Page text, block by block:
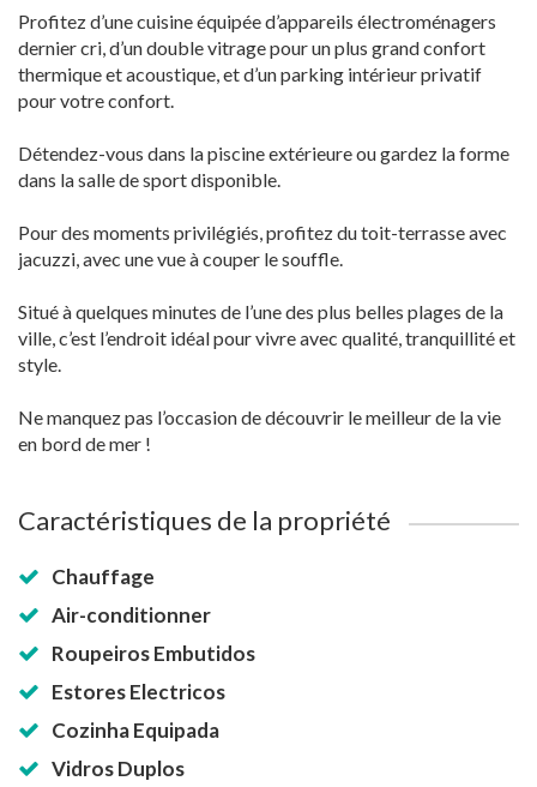
Profitez d’une cuisine équipée d’appareils électroménagers
dernier cri, d’un double vitrage pour un plus grand confort
thermique et acoustique, et d’un parking intérieur privatif
pour votre confort.
Détendez-vous dans la piscine extérieure ou gardez la forme
dans la salle de sport disponible.
Pour des moments privilégiés, profitez du toit-terrasse avec
jacuzzi, avec une vue à couper le souffle.
Situé à quelques minutes de l’une des plus belles plages de la
ville, c’est l’endroit idéal pour vivre avec qualité, tranquillité et
style.
Ne manquez pas l’occasion de découvrir le meilleur de la vie
en bord de mer !
Caractéristiques de la propriété
Chauffage
Air-conditionner
Roupeiros Embutidos
Estores Electricos
Cozinha Equipada
Vidros Duplos